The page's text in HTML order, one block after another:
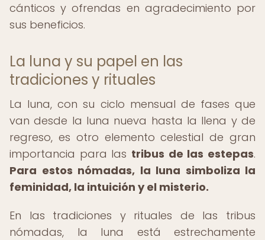
cánticos y ofrendas en agradecimiento por
sus beneficios.
La luna y su papel en las
tradiciones y rituales
La luna, con su ciclo mensual de fases que
van desde la luna nueva hasta la llena y de
regreso, es otro elemento celestial de gran
importancia para las tribus de las estepas.
Para estos nómadas, la luna simboliza la
feminidad, la intuición y el misterio.
En las tradiciones y rituales de las tribus
nómadas, la luna está estrechamente